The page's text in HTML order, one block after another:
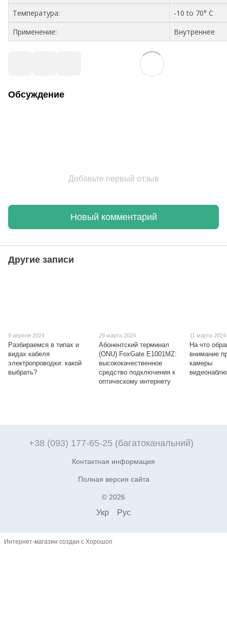
Температура:
-10 to 70° C
Применение:
Внутреннее
Обсуждение
Добавьте первый отзыв
Новый комментарий
Другие записи
9 апреля 2024
Разбираемся в типах и
видах кабеля
электропроводки: какой
выбрать?
29 марта 2024
Абонентский терминал
(ONU) FoxGate E1001МZ:
высококачественное
средство подключения к
оптическому интернету
11 марта 2024
На что
внимание
камеры
+38 (093) 177-65-25 (багатоканальний)
Контактная информация
Полная версия сайта
© 2026
Укр Рус
Интернет-магазин создан с Хорошоп